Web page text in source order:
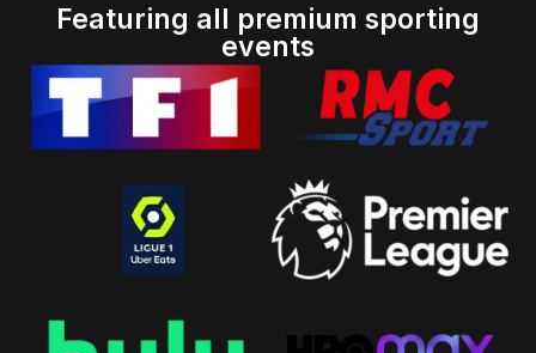
Featuring all premium sporting
events